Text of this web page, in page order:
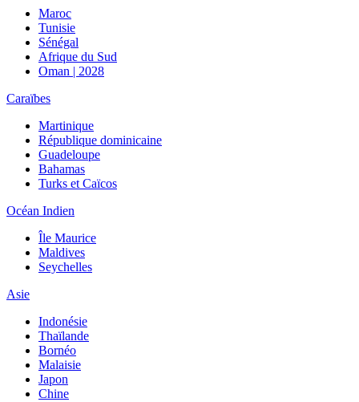
Maroc
Tunisie
Sénégal
Afrique du Sud
Oman | 2028
Caraïbes
Martinique
République dominicaine
Guadeloupe
Bahamas
Turks et Caïcos
Océan Indien
Île Maurice
Maldives
Seychelles
Asie
Indonésie
Thaïlande
Bornéo
Malaisie
Japon
Chine